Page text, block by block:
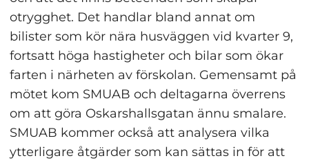
otrygghet. Det handlar bland annat om
bilister som kör nära husväggen vid kvarter 9,
fortsatt höga hastigheter och bilar som ökar
farten i närheten av förskolan. Gemensamt på
mötet kom SMUAB och deltagarna överrens
om att göra Oskarshallsgatan ännu smalare.
SMUAB kommer också att analysera vilka
ytterligare åtgärder som kan sättas in för att